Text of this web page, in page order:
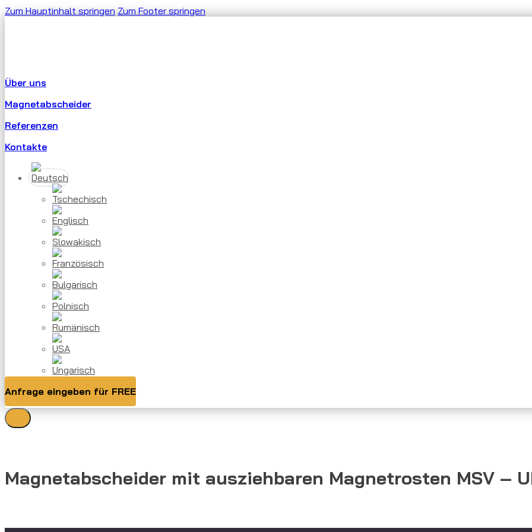
Zum Hauptinhalt springen Zum Footer springen
Über uns
Magnetabscheider
Referenzen
Kontakte
Anfrage eingeben für FREE
Magnetabscheider mit ausziehbaren Magnetrosten MSV –